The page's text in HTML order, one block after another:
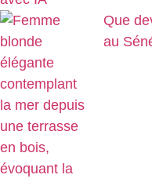
Que
au